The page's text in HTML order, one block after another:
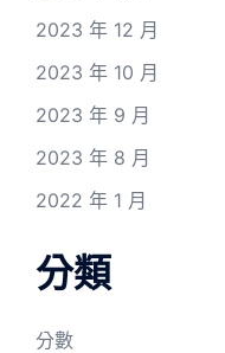
2023 年 12 月
2023 年 10 月
2023 年 9 月
2023 年 8 月
2022 年 1 月
分類
分數